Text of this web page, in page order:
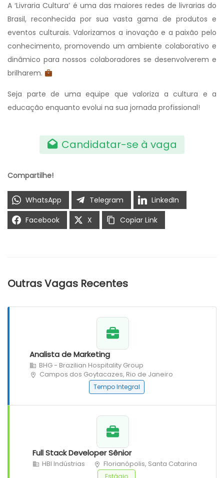
A ‘Livraria Cultura’ é uma das maiores redes de livrarias do
Brasil, reconhecida por sua vasta gama de produtos e
eventos culturais. Valorizamos a inovação e a paixão pelo
conhecimento, promovendo um ambiente colaborativo e
dinâmico para nossos colaboradores se desenvolverem e
brilharem.
Seja parte de uma equipe que valoriza a cultura e a
educação enquanto evolui na sua jornada profissional!
Candidatar-se à vaga
Compartilhe!
WhatsApp Telegram
LinkedIn
Facebook
X Copiar Link
Outras Vagas Recentes
Analista de Marketing
BHG - Brazilian Hospitality Group
Campos dos Goytacazes, Rio de Janeiro
Tempo Integral
Full Stack Developer Sênior
HBI Indústrias Florianópolis, Santa Catarina